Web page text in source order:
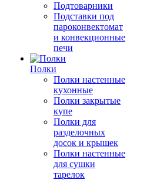
Подтоварники
Подставки под
пароконвектомат
и конвекционные
печи
Полки
Полки настенные
кухонные
Полки закрытые
купе
Полки для
разделочных
досок и крышек
Полки настенные
для сушки
тарелок